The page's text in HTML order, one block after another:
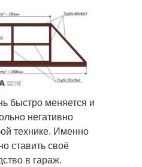
(откатные)
ворота
на
у
Портал
Мастер.
Плюсы
и
минусы
быстро меняется и
негативно
технике. Именно
ставить своё
в гараж.